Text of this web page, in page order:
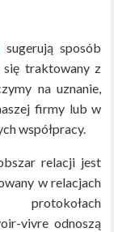
sposób
się traktowany z
na uznanie,
firmy lub w
współpracy.
relacji jest
w relacjach
vivre odnoszą